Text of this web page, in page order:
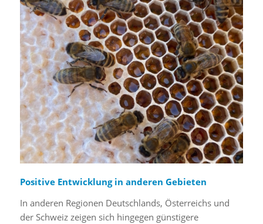
Positive Entwicklung in anderen Gebieten
In anderen Regionen Deutschlands, Österreichs und
der Schweiz zeigen sich hingegen günstigere